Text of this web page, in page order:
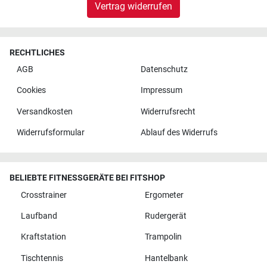
Vertrag widerrufen
RECHTLICHES
AGB
Datenschutz
Cookies Impressum
Versandkosten Widerrufsrecht
Widerrufsformular Ablauf des Widerrufs
BELIEBTE FITNESSGERÄTE BEI FITSHOP
Crosstrainer
Ergometer
Laufband Rudergerät
Kraftstation Trampolin
Tischtennis Hantelbank